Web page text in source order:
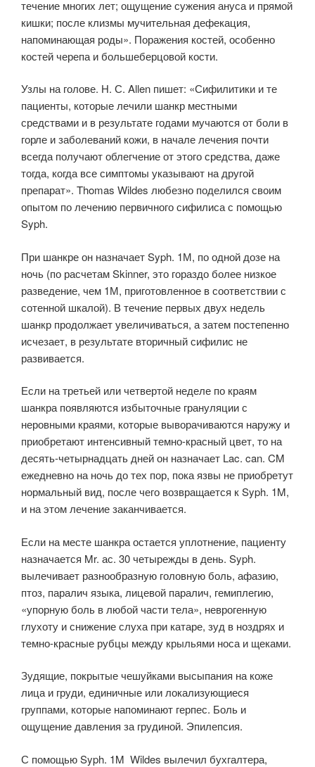
течение многих лет; ощущение сужения ануса и прямой
кишки; после клизмы мучительная дефекация,
напоминающая роды». Поражения костей, особенно
костей черепа и большеберцовой кости.
Узлы на голове. Н. С. Allen пишет: «Сифилитики и те
пациенты, которые лечили шанкр местными
средствами и в результате годами мучаются от боли в
горле и заболеваний кожи, в начале лечения почти
всегда получают облегчение от этого средства, даже
тогда, когда все симптомы указывают на другой
препарат». Thomas Wildes любезно поделился своим
опытом по лечению первичного сифилиса с помощью
Syph.
При шанкре он назначает Syph. 1М, по одной дозе на
ночь (по расчетам Skinner, это гораздо более низкое
разведение, чем 1М, приготовленное в соответствии с
сотенной шкалой). В течение первых двух недель
шанкр продолжает увеличиваться, а затем постепенно
исчезает, в результате вторичный сифилис не
развивается.
Если на третьей или четвертой неделе по краям
шанкра появляются избыточные грануляции с
неровными краями, которые выворачиваются наружу и
приобретают интенсивный темно-красный цвет, то на
десять-четырнадцать дней он назначает Lac. can. CM
ежедневно на ночь до тех пор, пока язвы не приобретут
нормальный вид, после чего возвращается к Syph. 1M,
и на этом лечение заканчивается.
Если на месте шанкра остается уплотнение, пациенту
назначается Mr. ас. 30 четырежды в день. Syph.
вылечивает разнообразную головную боль, афазию,
птоз, паралич языка, лицевой паралич, гемиплегию,
«упорную боль в любой части тела», неврогенную
глухоту и снижение слуха при катаре, зуд в ноздрях и
темно-красные рубцы между крыльями носа и щеками.
Зудящие, покрытые чешуйками высыпания на коже
лица и груди, единичные или локализующиеся
группами, которые напоминают герпес. Боль и
ощущение давления за грудиной. Эпилепсия.
С помощью Syph. 1M Wildes вылечил бухгалтера,